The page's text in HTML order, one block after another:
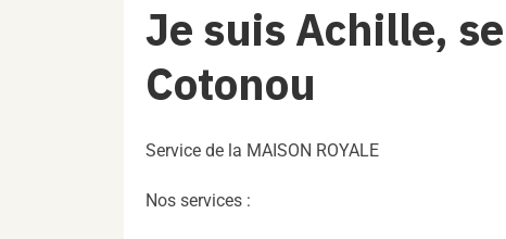
Je suis Achille,
Cotonou
Service de la MAISON ROYALE
Nos services :